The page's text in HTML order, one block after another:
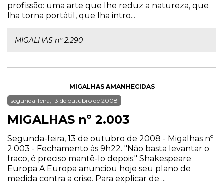
profissão: uma arte que lhe reduz a natureza, que
lha torna portátil, que lha intro...
MIGALHAS nº 2.290
MIGALHAS AMANHECIDAS
segunda-feira, 13 de outubro de 2008
MIGALHAS nº 2.003
Segunda-feira, 13 de outubro de 2008 - Migalhas nº
2.003 - Fechamento às 9h22. "Não basta levantar o
fraco, é preciso mantê-lo depois." Shakespeare
Europa A Europa anunciou hoje seu plano de
medida contra a crise. Para explicar de ...